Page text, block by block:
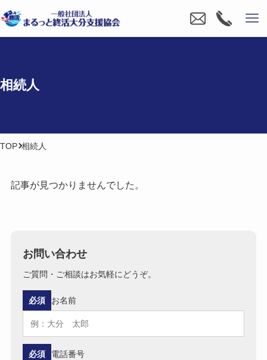
相続人
TOP 相続人
記事が見つかりませんでした。
お問い合わせ
ご質問・ご相談はお気軽にどうぞ。
お名前
必須
電話番号
必須